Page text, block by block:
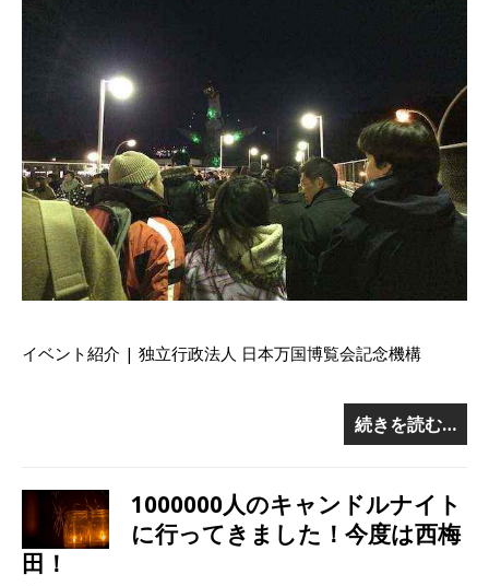
イベント紹介 | 独立行政法人 日本万国博覧会記念機構
続きを読む…
1000000人のキャンドルナイト
に行ってきました！今度は西梅
田！